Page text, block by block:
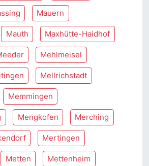
Mauern
Mauth Maxhütte-Haidhof
Mehlmeisel
Mellrichstadt
Memmingen
Mengkofen Merching
Mertingen
Metten Mettenheim